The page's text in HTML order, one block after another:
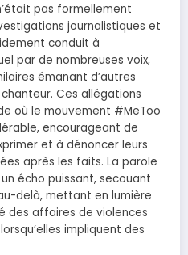
pas formellement
journalistiques et
conduit à
par de nombreuses voix,
émanant d’autres
Ces allégations
où le mouvement #MeToo
encourageant de
et à dénoncer leurs
après les faits. La parole
écho puissant, secouant
delà, mettant en lumière
des affaires de violences
impliquent des